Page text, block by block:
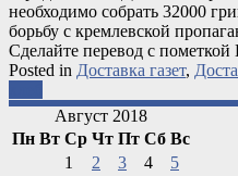
необходимо собрать 32000
борьбу с кремлевской
Сделайте перевод с
Posted in Доставка газет,
Август 2018
Пн Вт Ср Чт Пт Сб Вс
1
2 3 4
5